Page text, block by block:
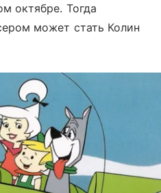
октябре. Тогда
может стать Колин